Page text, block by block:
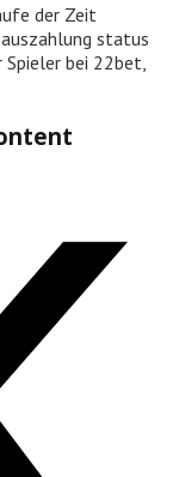
der Zeit
status
bei 22bet,